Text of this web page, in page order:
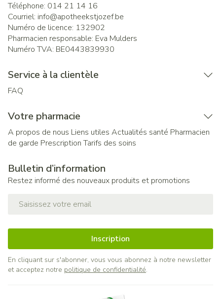
Téléphone: 014 21 14 16
Courriel: info@apotheekstjozef.be
Numéro de licence: 132902
Pharmacien responsable: Eva Mulders
Numéro TVA: BE0443839930
Service à la clientèle
FAQ
Votre pharmacie
A propos de nous Liens utiles Actualités santé Pharmacien
de garde Prescription Tarifs des soins
Bulletin d’information
Restez informé des nouveaux produits et promotions
Inscription
En cliquant sur s'abonner, vous vous abonnez à notre newsletter
et acceptez notre politique de confidentialité.